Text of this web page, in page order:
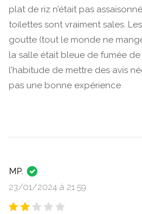
plat de riz n’était pas
toilettes sont vraiment sales.
goutte (tout le monde ne
la salle était bleue de fumée de
l’habitude de mettre des avis
pas une bonne expérience
MP.
23/01/2024 à 21:59